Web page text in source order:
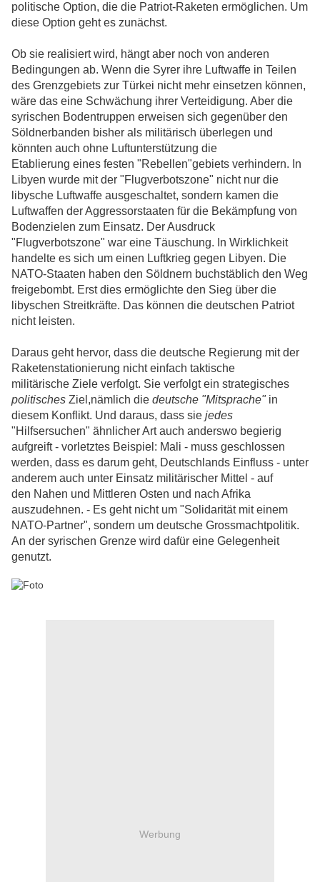
politische Option, die die Patriot-Raketen ermöglichen. Um
diese Option geht es zunächst.
Ob sie realisiert wird, hängt aber noch von anderen
Bedingungen ab. Wenn die Syrer ihre Luftwaffe in Teilen
des Grenzgebiets zur Türkei nicht mehr einsetzen können,
wäre das eine Schwächung ihrer Verteidigung. Aber die
syrischen Bodentruppen erweisen sich gegenüber den
Söldnerbanden bisher als militärisch überlegen und
könnten auch ohne Luftunterstützung die
Etablierung eines festen "Rebellen"gebiets verhindern. In
Libyen wurde mit der "Flugverbotszone" nicht nur die
libysche Luftwaffe ausgeschaltet, sondern kamen die
Luftwaffen der Aggressorstaaten für die Bekämpfung von
Bodenzielen zum Einsatz. Der Ausdruck
"Flugverbotszone" war eine Täuschung. In Wirklichkeit
handelte es sich um einen Luftkrieg gegen Libyen. Die
NATO-Staaten haben den Söldnern buchstäblich den Weg
freigebombt. Erst dies ermöglichte den Sieg über die
libyschen Streitkräfte. Das können die deutschen Patriot
nicht leisten.
Daraus geht hervor, dass die deutsche Regierung mit der
Raketenstationierung nicht einfach taktische
militärische Ziele verfolgt. Sie verfolgt ein strategisches
politisches Ziel,nämlich die deutsche "Mitsprache"in
diesem Konflikt. Und daraus, dass sie jedes
"Hilfsersuchen" ähnlicher Art auch anderswo begierig
aufgreift - vorletztes Beispiel: Mali - muss geschlossen
werden, dass es darum geht, Deutschlands Einfluss - unter
anderem auch unter Einsatz militärischer Mittel - auf
den Nahen und Mittleren Osten und nach Afrika
auszudehnen. - Es geht nicht um "Solidarität mit einem
NATO-Partner", sondern um deutsche Grossmachtpolitik.
An der syrischen Grenze wird dafür eine Gelegenheit
genutzt.
Werbung